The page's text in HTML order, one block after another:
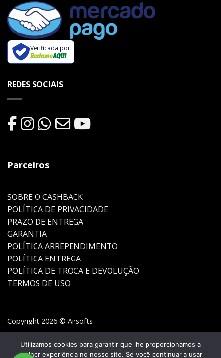
Verificada por
REDES SOCIAIS
Parceiros
SOBRE O CASHBACK
POLÍTICA DE PRIVACIDADE
PRAZO DE ENTREGA
GARANTIA
POLÍTICA ARREPENDIMENTO
POLÍTICA ENTREGA
POLÍTICA DE TROCA E DEVOLUÇÃO
TERMOS DE USO
Copyright 2026 © Airsofts
Utilizamos cookies para garantir que lhe proporcionamos a
melhor experiência no nosso site. Se você continuar a usar